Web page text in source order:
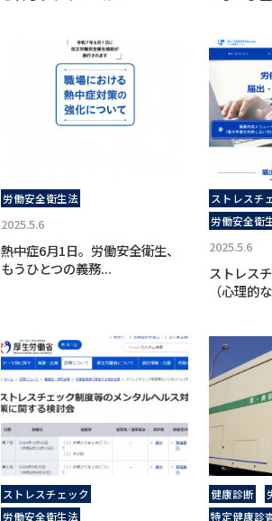
労働安全衛生法
2025.5.6
熱中症6月1日。労働安全衛生、
もうひとつの義務...
ストレスチ
労働安全衛
2025.5.6
ストレス
（心理的
ストレスチェック
労働安全衛生法
健康診断
特定健康診